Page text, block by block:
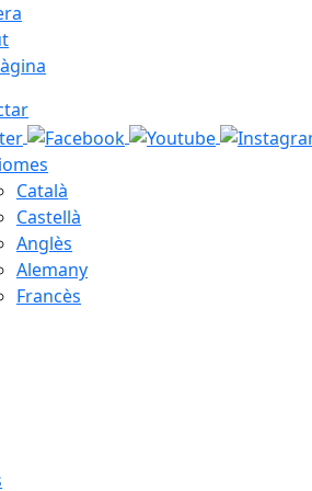
Català
Castellà
Anglès
Alemany
Francès